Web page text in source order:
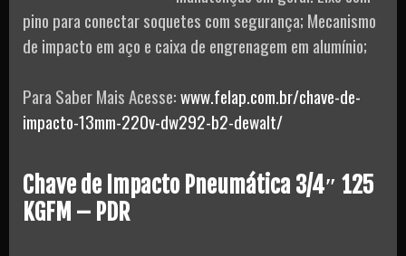
pino para conectar soquetes com segurança; Mecanismo
de impacto em aço e caixa de engrenagem em alumínio;
Para Saber Mais Acesse:www.felap.com.br/chave-de-
impacto-13mm-220v-dw292-b2-dewalt/
Chave de Impacto Pneumática 3/4″ 125
KGFM – PDR